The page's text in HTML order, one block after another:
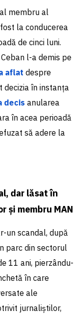
membru al
la conducerea
de cinci luni.
l-a demis pe
aflat despre
decizia în instanța
decis anularea
în acea perioadă
să adere la
dar lăsat în
și membru MAN
un scandal, după
parc din sectorul
11 ani, pierzându-
în care
ale
jurnaliștilor,